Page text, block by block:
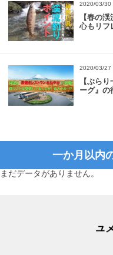
2020/03/30
【春の
心もリフ
2020/03/27
【ぶら
ーグ』の
一か月以内
まだデータがありません。